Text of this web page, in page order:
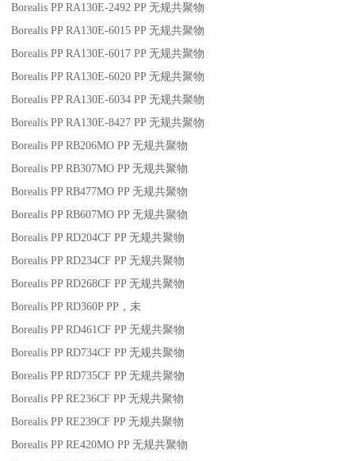
Borealis PP RA130E-2492 PP无规共聚物
Borealis PP RA130E-6015 PP无规共聚物
Borealis PP RA130E-6017 PP无规共聚物
Borealis PP RA130E-6020 PP无规共聚物
Borealis PP RA130E-6034 PP无规共聚物
Borealis PP RA130E-8427 PP无规共聚物
Borealis PP RB206MO PP无规共聚物
Borealis PP RB307MO PP无规共聚物
Borealis PP RB477MO PP无规共聚物
Borealis PP RB607MO PP无规共聚物
Borealis PP RD204CF PP无规共聚物
Borealis PP RD234CF PP无规共聚物
Borealis PP RD268CF PP无规共聚物
Borealis PP RD360P PP ，未
Borealis PP RD461CF PP无规共聚物
Borealis PP RD734CF PP无规共聚物
Borealis PP RD735CF PP无规共聚物
Borealis PP RE236CF PP无规共聚物
Borealis PP RE239CF PP无规共聚物
Borealis PP RE420MO PP无规共聚物